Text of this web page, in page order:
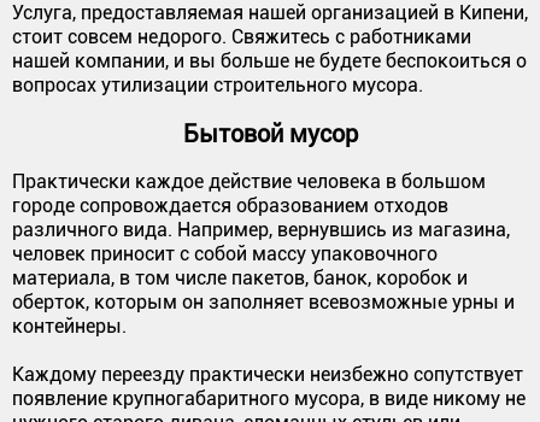
Услуга, предоставляемая нашей организацией в Кипени,
стоит совсем недорого. Свяжитесь с работниками
нашей компании, и вы больше не будете беспокоиться о
вопросах утилизации строительного мусора.
Бытовой мусор
Практически каждое действие человека в большом
городе сопровождается образованием отходов
различного вида. Например, вернувшись из магазина,
человек приносит с собой массу упаковочного
материала, в том числе пакетов, банок, коробок и
оберток, которым он заполняет всевозможные урны и
контейнеры.
Каждому переезду практически неизбежно сопутствует
появление крупногабаритного мусора, в виде никому не